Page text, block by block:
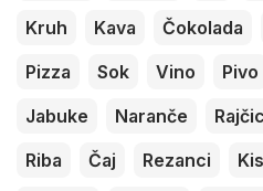
Kruh
Kava Čokolada
Pizza
Sok Vino Pivo
Jabuke
Naranče
Riba
Čaj Rezanci